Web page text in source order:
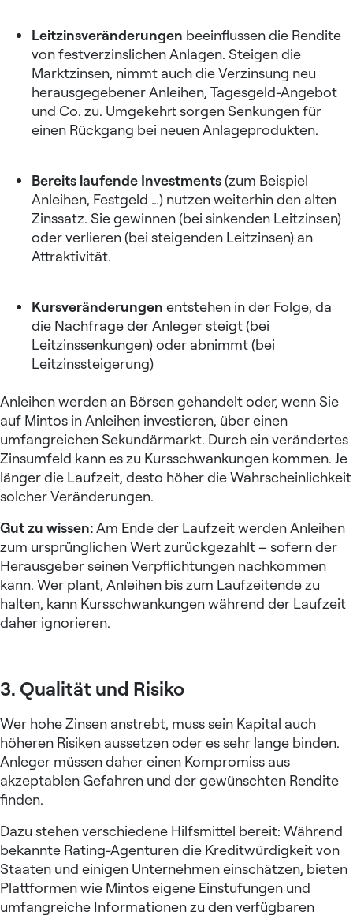
Leitzinsveränderungen beeinflussen die Rendite
von festverzinslichen Anlagen. Steigen die
Marktzinsen, nimmt auch die Verzinsung neu
herausgegebener Anleihen, Tagesgeld-Angebot
und Co. zu. Umgekehrt sorgen Senkungen für
einen Rückgang bei neuen Anlageprodukten.
Bereits laufende Investments(zum Beispiel
Anleihen, Festgeld …) nutzen weiterhin den alten
Zinssatz. Sie gewinnen (bei sinkenden Leitzinsen)
oder verlieren (bei steigenden Leitzinsen) an
Attraktivität.
Kursveränderungen entstehen in der Folge, da
die Nachfrage der Anleger steigt (bei
Leitzinssenkungen) oder abnimmt (bei
Leitzinssteigerung)
Anleihen werden an Börsen gehandelt oder, wenn Sie
auf Mintos in Anleihen investieren, über einen
umfangreichen Sekundärmarkt. Durch ein verändertes
Zinsumfeld kann es zu Kursschwankungen kommen. Je
länger die Laufzeit, desto höher die Wahrscheinlichkeit
solcher Veränderungen.
Gut zu wissen:Am Ende der Laufzeit werden Anleihen
zum ursprünglichen Wert zurückgezahlt – sofern der
Herausgeber seinen Verpflichtungen nachkommen
kann. Wer plant, Anleihen bis zum Laufzeitende zu
halten, kann Kursschwankungen während der Laufzeit
daher ignorieren.
3. Qualität und Risiko
Wer hohe Zinsen anstrebt, muss sein Kapital auch
höheren Risiken aussetzen oder es sehr lange binden.
Anleger müssen daher einen Kompromiss aus
akzeptablen Gefahren und der gewünschten Rendite
finden.
Dazu stehen verschiedene Hilfsmittel bereit: Während
bekannte Rating-Agenturen die Kreditwürdigkeit von
Staaten und einigen Unternehmen einschätzen, bieten
Plattformen wie Mintos eigene Einstufungen und
umfangreiche Informationen zu den verfügbaren